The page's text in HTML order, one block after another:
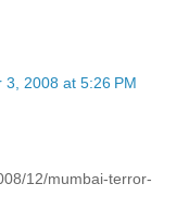
3, 2008 at 5:26 PM
12/mumbai-terror-